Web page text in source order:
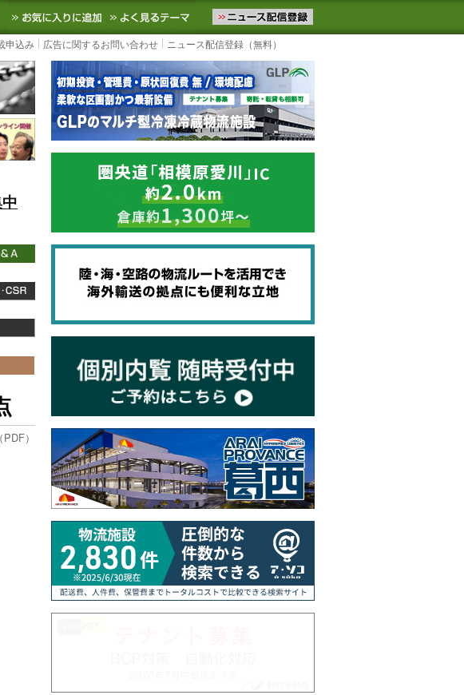
外の最新の物流ニュースをお届けします。物流ニュースメール配信を登録す
お気に入りに追加 よく見るテーマ
申込み 広告に関するお問い合わせ ニュース配信登録（無料）
）